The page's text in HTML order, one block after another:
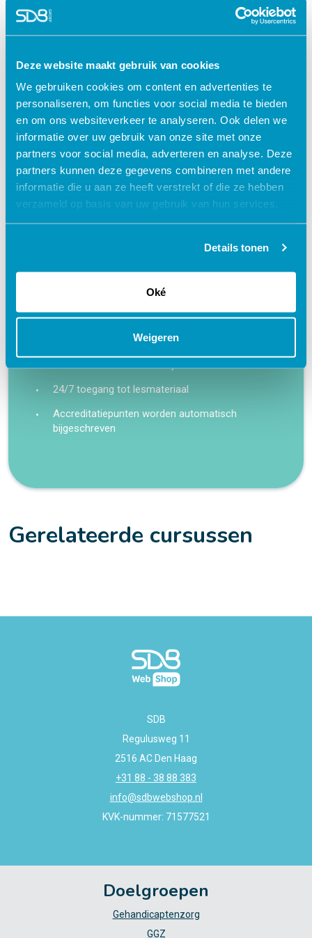
Deze website maakt gebruik van cookies
We gebruiken cookies om content en advertenties te
personaliseren, om functies voor social media te bieden
en om ons websiteverkeer te analyseren. Ook delen we
informatie over uw gebruik van onze site met onze
partners voor social media, adverteren en analyse. Deze
partners kunnen deze gegevens combineren met andere
informatie die u aan ze heeft verstrekt of die ze hebben
verzameld op basis van uw gebruik van hun services.
Details tonen
Oké
Weigeren
access_time
De cursus is gebaseerd op de landelijke
multidisciplinaire VenVN richtlijn neusmaagsonde.
€ 27,50 shopping_cart
Waarom kiezen voor deze
zorgprofessionals
Interactieve en aantrekkelijke leermethoden
24/7 toegang tot lesmateriaal
Accreditatiepunten worden automatisch
bijgeschreven
Gerelateerde cursussen
SDB
Regulusweg 11
2516 AC Den Haag
+31 88 - 38 88 383
info@sdbwebshop.nl
KVK-nummer: 71577521
Doelgroepen
Gehandicaptenzorg
GGZ